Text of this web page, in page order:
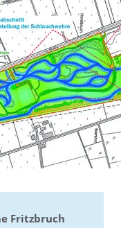
Fritzbruch